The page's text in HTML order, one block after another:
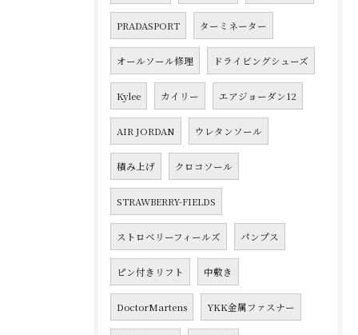
PRADASPORT ターミネーター
オールソール修理 ドライビングシューズ
Kylee カイリー エアジョーダン12
AIR JORDAN ウレタンソール
積み上げ クロコソール
STRAWBERRY-FIELDS
ストロベリーフィールズ パンプス
ピン付きリフト 中敷き
DoctorMartens YKK金属ファスナー